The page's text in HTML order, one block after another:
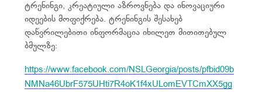
ტრენინგი, კრეატიული აზროვნება და ინოვაციური
იდეების მოფიქრება. ტრენინგის შესახებ
დაწვრილებითი ინფორმაცია იხილეთ მითითებულ
ბმულზე:
https://www.facebook.com/NSLGeorgia/posts/pfbid09b
NMNa46UbrF575UHti7R4oK1f4xULomEVTCmXX5gg